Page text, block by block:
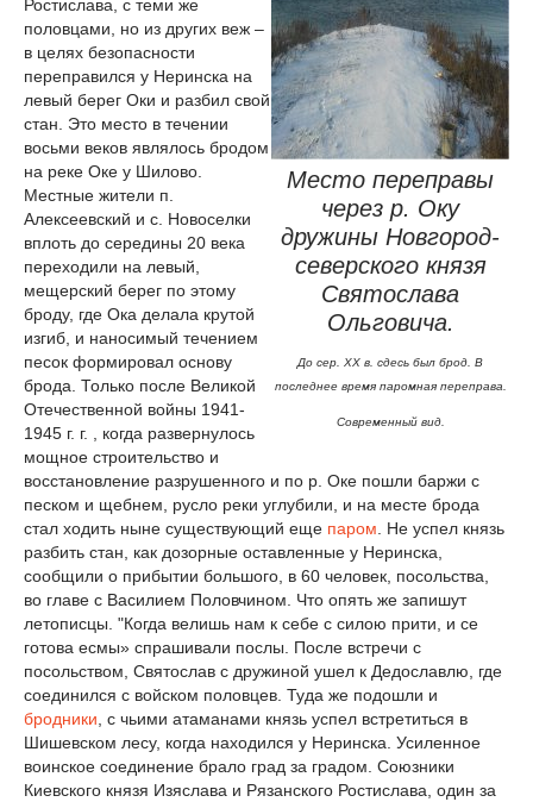
Место переправы
через р. Оку
дружины Новгород-
северского князя
Святослава
Ольговича.
До сер. XX в. сдесь был брод. В
последнее время паромная переправа.
Современный вид.
Ростислава, с теми же
половцами, но из других веж –
в целях безопасности
переправился у Неринска на
левый берег Оки и разбил свой
стан. Это место в течении
восьми веков являлось бродом
на реке Оке у Шилово.
Местные жители п.
Алексеевский и с. Новоселки
вплоть до середины 20 века
переходили на левый,
мещерский берег по этому
броду, где Ока делала крутой
изгиб, и наносимый течением
песок формировал основу
брода. Только после Великой
Отечественной войны 1941-
1945 г. г. , когда развернулось
мощное строительство и
восстановление разрушенного и по р. Оке пошли баржи с
песком и щебнем, русло реки углубили, и на месте брода
стал ходить ныне существующий еще паром . Не успел князь
разбить стан, как дозорные оставленные у Неринска,
сообщили о прибытии большого, в 60 человек, посольства,
во главе с Василием Половчином. Что опять же запишут
летописцы. "Когда велишь нам к себе с силою прити, и се
готова есмы» спрашивали послы. После встречи с
посольством, Святослав с дружиной ушел к Дедославлю, где
соединился с войском половцев. Туда же подошли и
бродники , с чьими атаманами князь успел встретиться в
Шишевском лесу, когда находился у Неринска. Усиленное
воинское соединение брало град за градом. Союзники
Киевского князя Изяслава и Рязанского Ростислава, один за